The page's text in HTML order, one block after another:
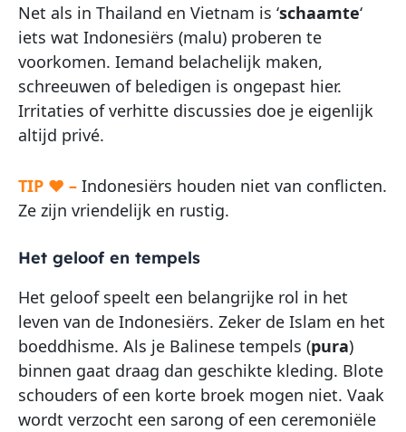
Net als in Thailand en Vietnam is ‘schaamte‘
iets wat Indonesiërs (malu) proberen te
voorkomen. Iemand belachelijk maken,
schreeuwen of beledigen is ongepast hier.
Irritaties of verhitte discussies doe je eigenlijk
altijd privé.
TIP ♥ – Indonesiërs houden niet van conflicten.
Ze zijn vriendelijk en rustig.
Het geloof en tempels
Het geloof speelt een belangrijke rol in het
leven van de Indonesiërs. Zeker de Islam en het
boeddhisme. Als je Balinese tempels (pura)
binnen gaat draag dan geschikte kleding. Blote
schouders of een korte broek mogen niet. Vaak
wordt verzocht een sarong of een ceremoniële